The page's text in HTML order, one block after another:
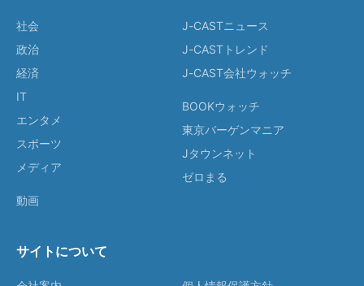
社会
政治
経済
IT
エンタメ
スポーツ
メディア
動画
J-CASTニュース
J-CASTトレンド
J-CAST会社ウォッチ
BOOKウォッチ
東京バーゲンマニア
Jタウンネット
ゼロまる
サイトについて